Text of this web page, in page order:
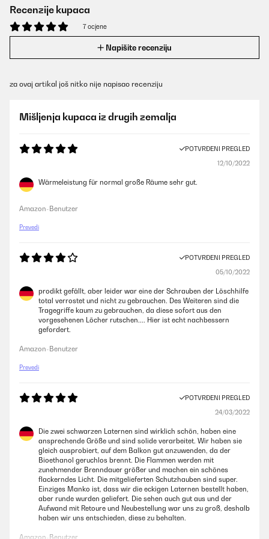
Recenzije kupaca
7 ocjene
Napišite recenziju
za ovaj artikal još nitko nije napisao recenziju
Mišljenja kupaca iz drugih zemalja
POTVRĐENI PREGLED
12/10/2022
Wärmeleistung für normal große Räume sehr gut.
Amazon-Benutzer
Prevedi
POTVRĐENI PREGLED
05/10/2022
prodikt gefällt, aber leider war eine der Schrauben der Löschhilfe
total verrostet und nicht zu gebrauchen. Des Weiteren sind die
Tragegriffe kaum zu gebrauchen, da diese sofort aus den
vorgesehenen Löcher rutschen.... Hier ist echt nachbessern
gefordert.
Amazon-Benutzer
Prevedi
POTVRĐENI PREGLED
24/03/2022
Die zwei schwarzen Laternen sind wirklich schön, haben eine
ansprechende Größe und sind solide verarbeitet. Wir haben sie
gleich ausprobiert, auf dem Balkon gut anzuwenden, da der
Bioethanol geruchlos brennt. Die Flammen werden mit
zunehmender Brenndauer größer und machen ein schönes
flackerndes Licht. Die mitgelieferten Schutzhauben sind super.
Einziges Manko ist, dass wir die eckigen Laternen bestellt haben,
aber runde wurden geliefert. Die sehen auch gut aus und der
Aufwand mit Retoure und Neubestellung war uns zu groß, deshalb
haben wir uns entschieden, diese zu behalten.
Amazon-Benutzer